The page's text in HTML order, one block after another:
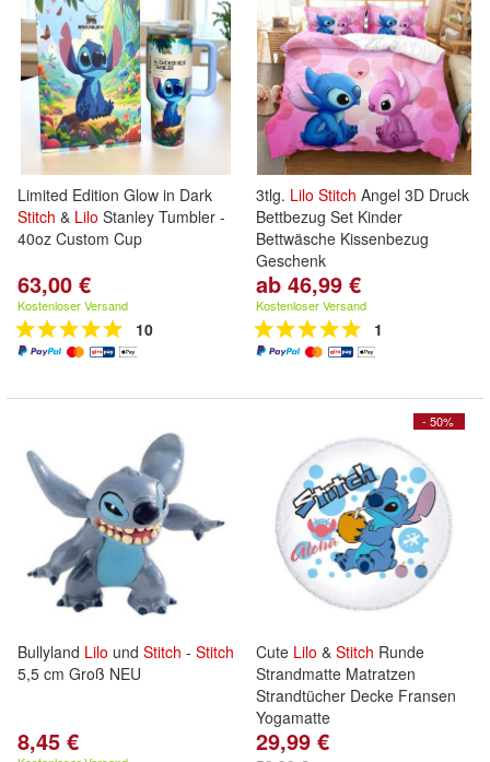
Limited Edition Glow in Dark
Stitch & Lilo Stanley Tumbler -
40oz Custom Cup
63,00 €
Kostenloser Versand
10
3tlg. Lilo Stitch Angel 3D Druck
Bettbezug Set Kinder
Bettwäsche Kissenbezug
Geschenk
ab 46,99 €
Kostenloser Versand
1
Bullyland Lilo und Stitch - Stitch
5,5 cm Groß NEU
8,45 €
- 50%
Cute Lilo & Stitch Runde
Strandmatte Matratzen
Strandtücher Decke Fransen
Yogamatte
29,99 €